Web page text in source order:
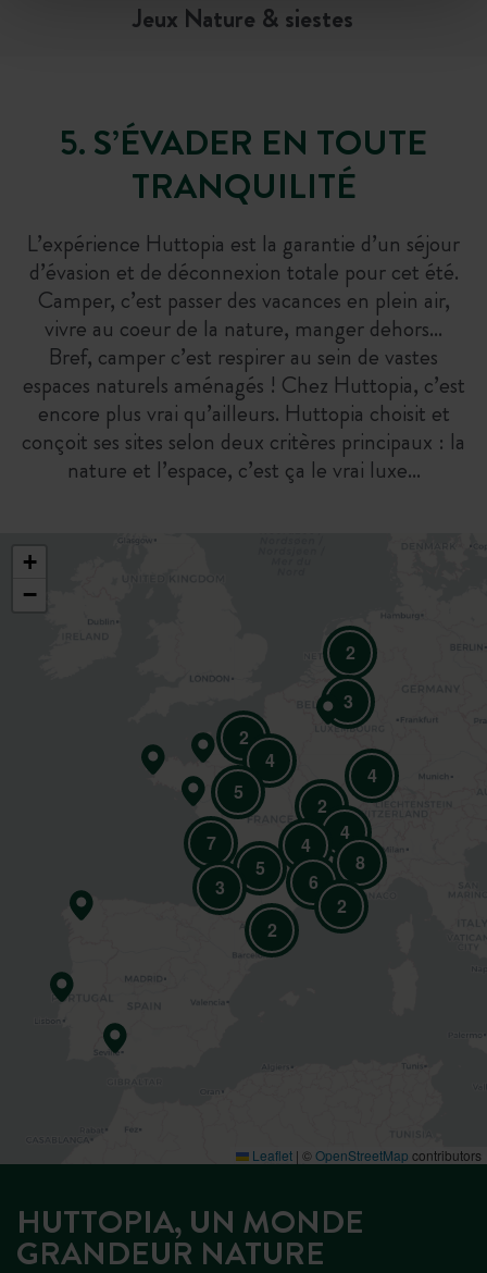
Jeux Nature & siestes
5. S’ÉVADER EN TOUTE
TRANQUILITÉ
L’expérience Huttopia est la garantie d’un séjour
d’évasion et de déconnexion totale pour cet été.
Camper, c’est passer des vacances en plein air,
vivre au coeur de la nature, manger dehors…
Bref, camper c’est respirer au sein de vastes
espaces naturels aménagés ! Chez Huttopia, c’est
encore plus vrai qu’ailleurs. Huttopia choisit et
conçoit ses sites selon deux critères principaux : la
nature et l’espace, c’est ça le vrai luxe…
2
3
2
3
4
2
8
7
2
4
5
6
4
2
5
4
+
−
Leaflet | ©OpenStreetMap contributors
HUTTOPIA, UN MONDE
GRANDEUR NATURE